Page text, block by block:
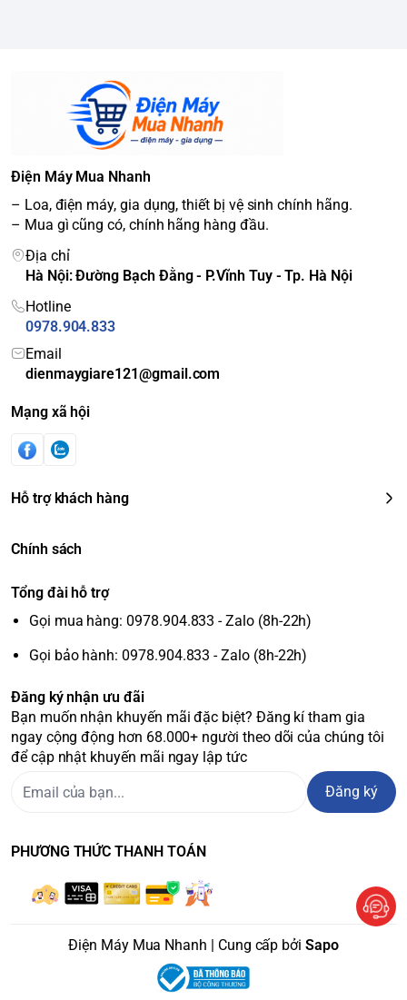
Điện Máy Mua Nhanh
– Loa, điện máy, gia dụng, thiết bị vệ sinh chính hãng.
– Mua gì cũng có, chính hãng hàng đầu.
Địa chỉ
Hà Nội: Đường Bạch Đằng - P.Vĩnh Tuy - Tp. Hà Nội
Hotline
0978.904.833
Email
dienmaygiare121@gmail.com
Mạng xã hội
Hỗ trợ khách hàng
Chính sách
Tổng đài hỗ trợ
Gọi mua hàng: 0978.904.833 - Zalo (8h-22h)
Gọi bảo hành: 0978.904.833 - Zalo (8h-22h)
Đăng ký nhận ưu đãi
Bạn muốn nhận khuyến mãi đặc biệt? Đăng kí tham gia
ngay cộng động hơn 68.000+ người theo dõi của chúng tôi
để cập nhật khuyến mãi ngay lập tức
Đăng ký
PHƯƠNG THỨC THANH TOÁN
Điện Máy Mua Nhanh | Cung cấp bởiSapo